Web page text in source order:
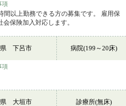
項
間以上勤務できる方の募集です。 雇用保
会保険加入対応します。
県 下呂市 病院(199～20床)
項
県 大垣市 診療所(無床)